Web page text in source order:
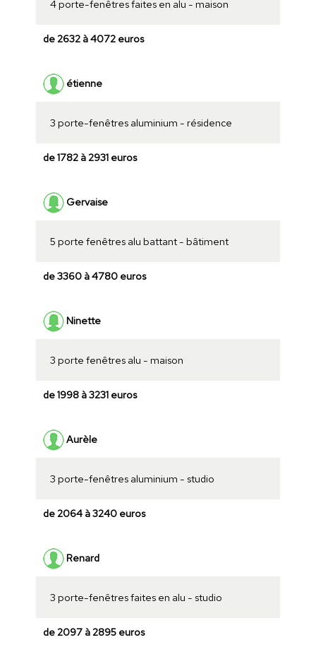
4 porte-fenêtres faites en alu - maison
de 2632 à 4072 euros
étienne
3 porte-fenêtres aluminium - résidence
de 1782 à 2931 euros
Gervaise
5 porte fenêtres alu battant - bâtiment
de 3360 à 4780 euros
Ninette
3 porte fenêtres alu - maison
de 1998 à 3231 euros
Aurèle
3 porte-fenêtres aluminium - studio
de 2064 à 3240 euros
Renard
3 porte-fenêtres faites en alu - studio
de 2097 à 2895 euros